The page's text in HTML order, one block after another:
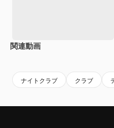
関連動画
ナイトクラブ クラブ